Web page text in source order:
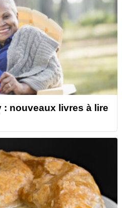
: nouveaux livres à lire